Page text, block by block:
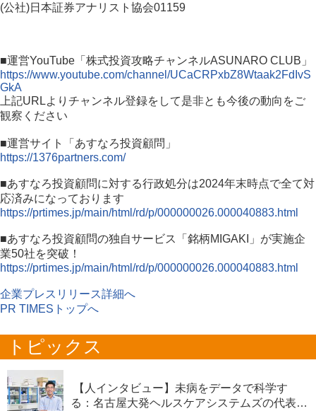
(公社)日本証券アナリスト協会01159
■運営YouTube「株式投資攻略チャンネルASUNARO CLUB」
https://www.youtube.com/channel/UCaCRPxbZ8Wtaak2FdIvS
GkA
上記URLよりチャンネル登録をして是非とも今後の動向をご
観察ください
■運営サイト「あすなろ投資顧問」
https://1376partners.com/
■あすなろ投資顧問に対する行政処分は2024年末時点で全て対
応済みになっております
https://prtimes.jp/main/html/rd/p/000000026.000040883.html
■あすなろ投資顧問の独自サービス「銘柄MIGAKI」が実施企
業50社を突破！
https://prtimes.jp/main/html/rd/p/000000026.000040883.html
企業プレスリリース詳細へ
PR TIMESトップへ
トピックス
【人インタビュー】未病をデータで科学す
る：名古屋大発ヘルスケアシステムズの代表取